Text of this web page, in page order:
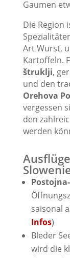
Gaumen
Die Region
Art Wurst,
Kartoffeln.
štruklji,
und den
Orehova
vergessen
den
werden
saisonal
Infos)
Bleder
wird die